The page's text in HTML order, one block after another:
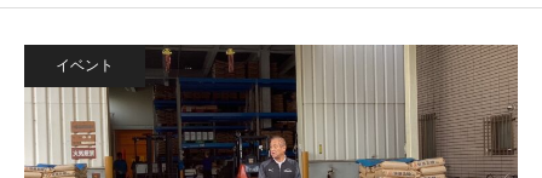
イベント